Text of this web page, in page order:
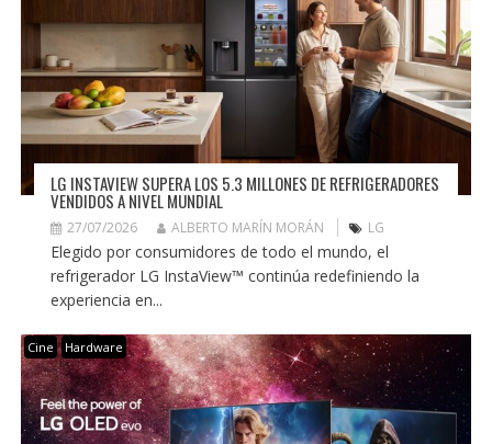
LG INSTAVIEW SUPERA LOS 5.3 MILLONES DE REFRIGERADORES
VENDIDOS A NIVEL MUNDIAL
27/07/2026 ALBERTO MARÍN MORÁN LG
Elegido por consumidores de todo el mundo, el
refrigerador LG InstaView™ continúa redefiniendo la
experiencia en...
Cine Hardware